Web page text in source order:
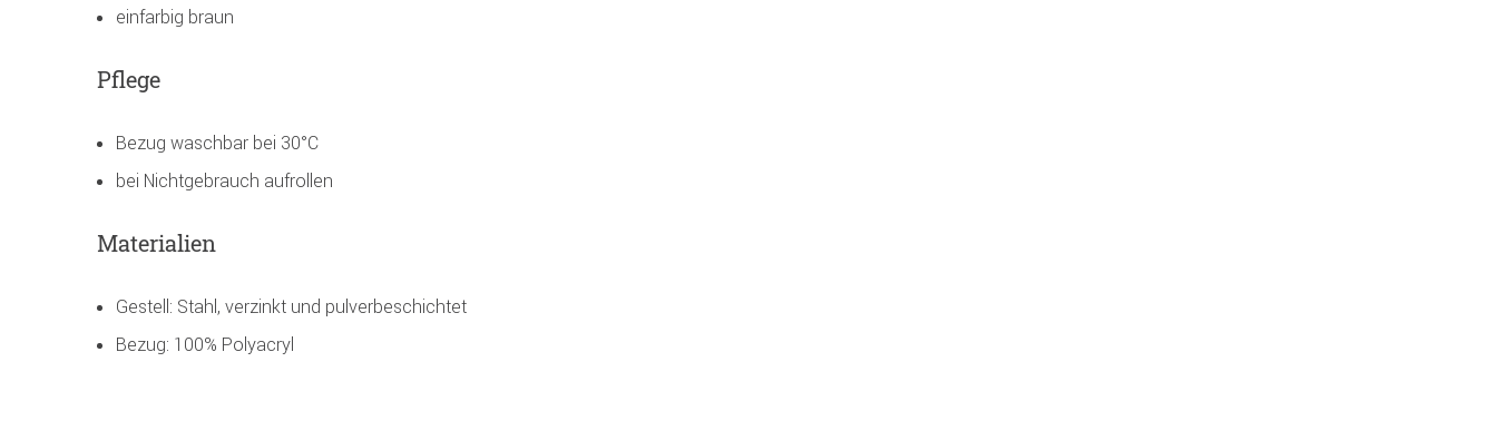
einfarbig braun
Pflege
Bezug waschbar bei 30°C
bei Nichtgebrauch aufrollen
Materialien
Gestell: Stahl, verzinkt und pulverbeschichtet
Bezug: 100% Polyacryl